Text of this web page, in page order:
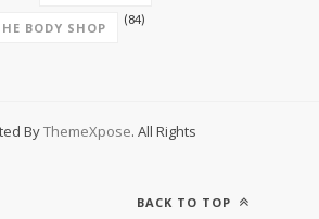
BODY SHOP
(84)
ByThemeXpose. All Rights
BACK TO TOP